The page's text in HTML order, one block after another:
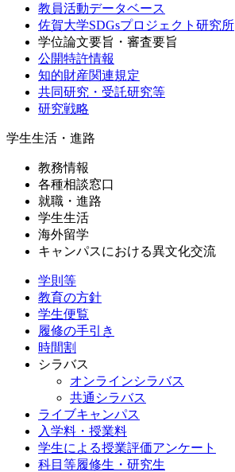
教員活動データベース
佐賀大学SDGsプロジェクト研究所
学位論文要旨・審査要旨
公開特許情報
知的財産関連規定
共同研究・受託研究等
研究戦略
学生生活・進路
教務情報
各種相談窓口
就職・進路
学生生活
海外留学
キャンパスにおける異文化交流
学則等
教育の方針
学生便覧
履修の手引き
時間割
シラバス
オンラインシラバス
共通シラバス
ライブキャンパス
入学料・授業料
学生による授業評価アンケート
科目等履修生・研究生